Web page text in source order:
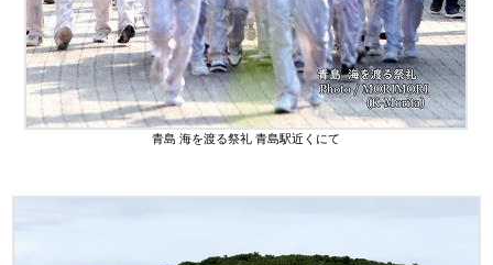
青島 海を渡る祭礼 青島駅近くにて